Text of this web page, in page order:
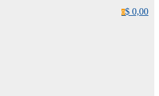
0$ 0,00